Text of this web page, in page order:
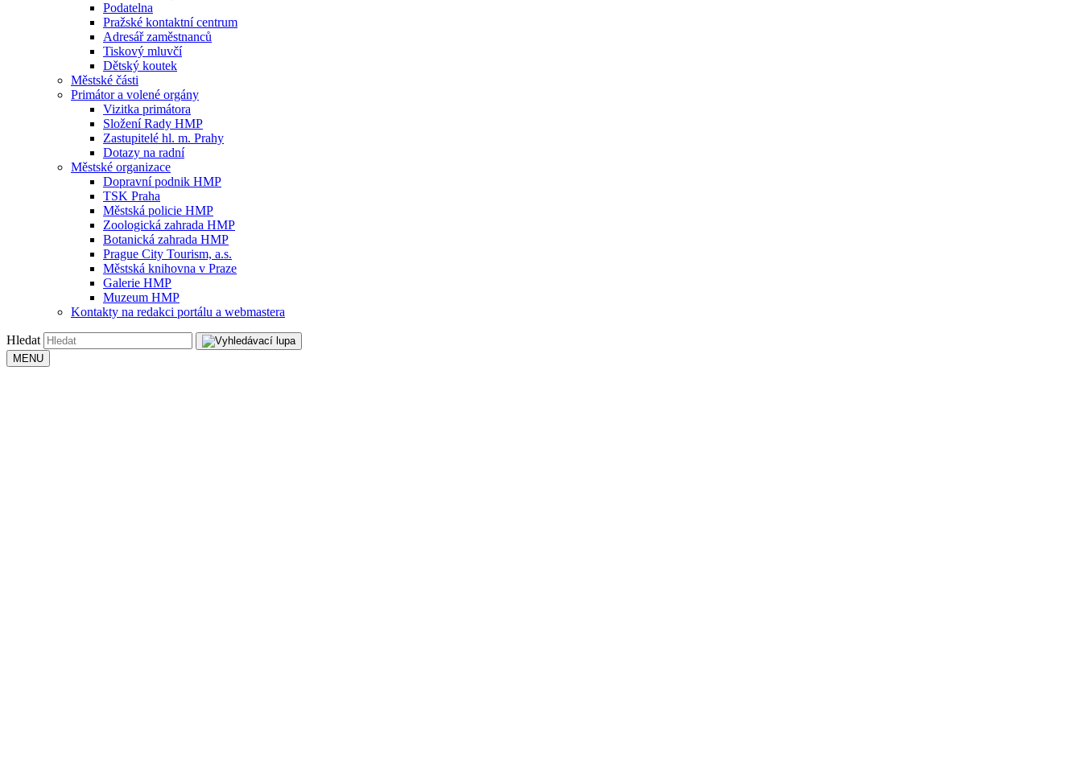
Podatelna
Pražské kontaktní centrum
Adresář zaměstnanců
Tiskový mluvčí
Dětský koutek
Městské části
Primátor a volené orgány
Vizitka primátora
Složení Rady HMP
Zastupitelé hl. m. Prahy
Dotazy na radní
Městské organizace
Dopravní podnik HMP
TSK Praha
Městská policie HMP
Zoologická zahrada HMP
Botanická zahrada HMP
Prague City Tourism, a.s.
Městská knihovna v Praze
Galerie HMP
Muzeum HMP
Kontakty na redakci portálu a webmastera
Hledat
MENU